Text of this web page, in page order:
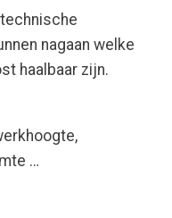
nagaan welke
haalbaar zijn.
…